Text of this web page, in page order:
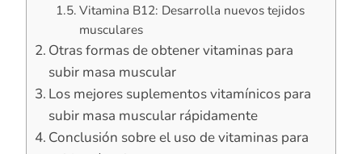
Vitamina B12: Desarrolla nuevos tejidos
musculares
Otras formas de obtener vitaminas para
subir masa muscular
Los mejores suplementos vitamínicos para
subir masa muscular rápidamente
Conclusión sobre el uso de vitaminas para